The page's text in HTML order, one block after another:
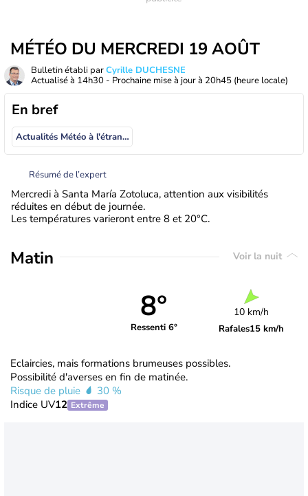
MÉTÉO DU MERCREDI 19 AOÛT
Bulletin établi parCyrille DUCHESNE
Actualisé à 14h30 - Prochaine mise à jour à 20h45 (heure locale)
En bref
Actualités Météo à l'étranger
Résumé de l’expert
Mercredi à Santa María Zotoluca, attention aux visibilités
réduites en début de journée.
Les températures varieront entre 8 et 20°C.
Matin Voir la nuit
8°
Ressenti 6°
10 km/h
Rafales15 km/h
Eclaircies, mais formations brumeuses possibles.
Possibilité d'averses en fin de matinée.
Risque de pluie
30 %
Indice UV12 Extrême